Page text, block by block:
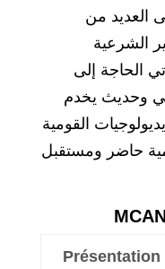
العديد من
الشرعية
الحاجة إلى
وحديث يخدم
القومية
حاضر ومستقبل
Présentation